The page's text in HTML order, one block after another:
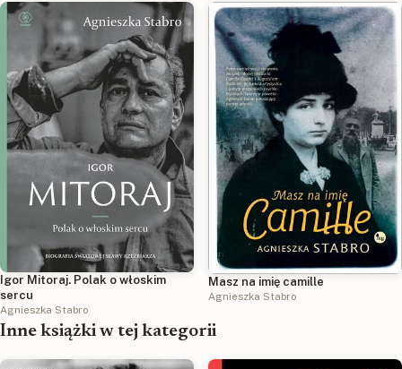
Igor Mitoraj. Polak o włoskim
sercu
Agnieszka Stabro
Masz na imię camille
Agnieszka Stabro
Inne książki w tej kategorii